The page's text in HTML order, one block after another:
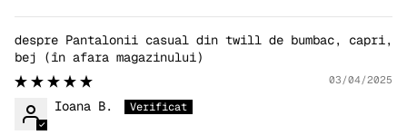
Pantalonii casual din twill de bumbac, capri,
bej
03/04/2025
Ioana B.